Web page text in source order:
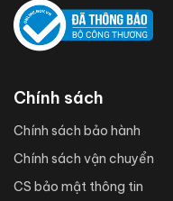
Chính sách
Chính sách bảo hành
Chính sách vận chuyển
CS bảo mật thông tin